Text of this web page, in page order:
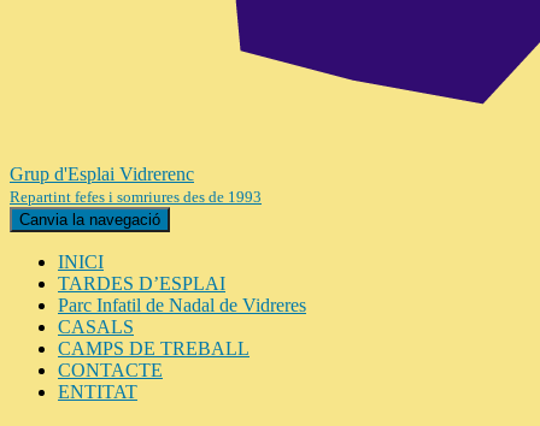
Grup d'Esplai Vidrerenc
Repartint fefes i somriures des de 1993
Canvia la navegació
INICI
TARDES D’ESPLAI
Parc Infatil de Nadal de Vidreres
CASALS
CAMPS DE TREBALL
CONTACTE
ENTITAT